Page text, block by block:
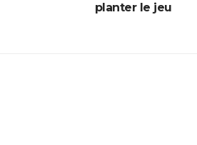
planter le jeu